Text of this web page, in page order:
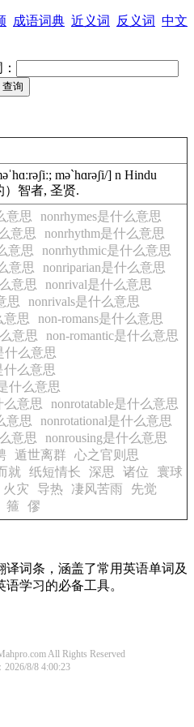
成语词典 近义词 反义词 中文
məˋhɑrəʃi/] n Hindu
）智者, 圣贤.
意思
nonrhymes是什么意思
意思
nonrhythm是什么意思
意思
nonrhythmic是什么意思
意思
nonriparian是什么意思
意思
nonrival是什么意思
思
nonrivals是什么意思
意思
non-romans是什么意思
意思
non-romantic是什么意思
什么意思
什么意思
什么意思
么意思
nonrotatable是什么意思
意思
nonrotational是什么意思
意思
nonrousing是什么意思
遁世离群
心之官则思
就 纸短情长 深思 诸位
寰球
火灾 导热 凄风苦雨
先觉
箍 僇
译词条，涵盖了常用英语单词及
学习的必备工具。
All Rights Reserved
8/8 4:00:23